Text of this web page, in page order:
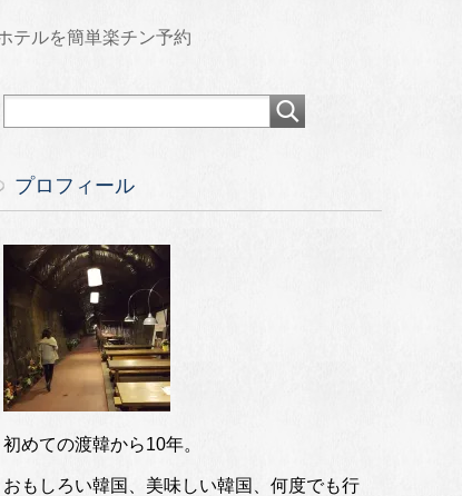
テルを簡単楽チン予約
プロフィール
初めての渡韓から10年。
おもしろい韓国、美味しい韓国、何度でも行